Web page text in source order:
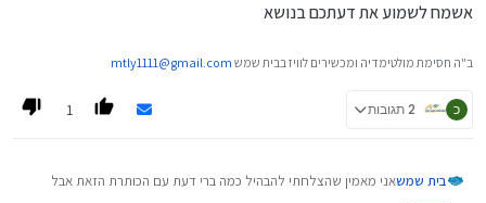
אשמח לשמוע את דעתכם בנושא
ב"ה חסימת מולטימדיה ומכשירים לוויז בבית שמש mtly1111@gmail.com
כ 2 תגובות 1
בית שמשאני מאמין שהצלחתי להבהיל כמה ברי דעת עם הכותרת הזאת אבל